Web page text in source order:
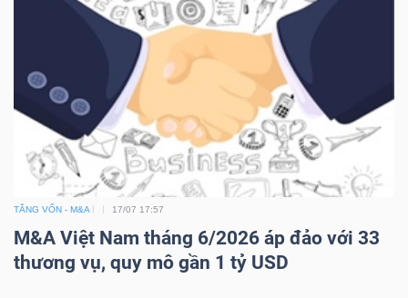
TĂNG VỐN - M&A 17/07 17:57
M&A Việt Nam tháng 6/2026 áp đảo với 33
thương vụ, quy mô gần 1 tỷ USD